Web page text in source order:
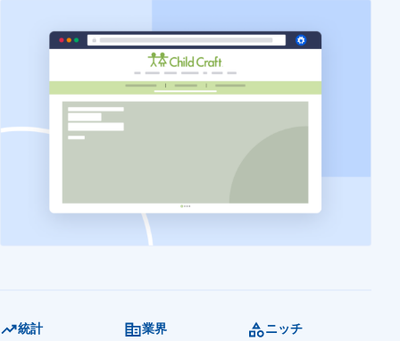
統計
業界
ニッチ